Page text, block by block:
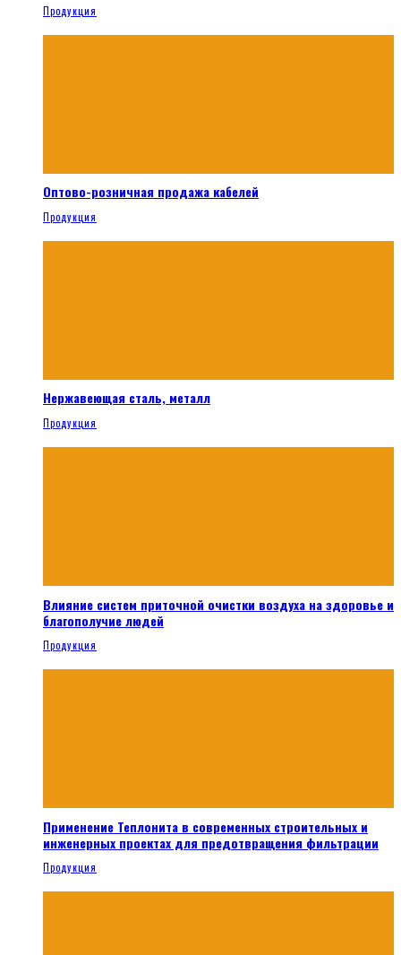
Продукция
Оптово-розничная продажа кабелей
Продукция
Нержавеющая сталь, металл
Продукция
Влияние систем приточной очистки воздуха на здоровье и
благополучие людей
Продукция
Применение Теплонита в современных строительных и
инженерных проектах для предотвращения фильтрации
Продукция